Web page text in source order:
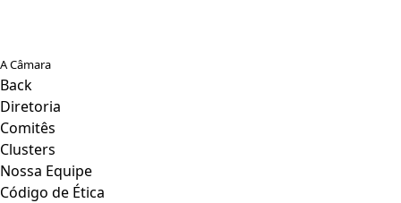
A Câmara
Back
Diretoria
Comitês
Clusters
Nossa Equipe
Código de Ética